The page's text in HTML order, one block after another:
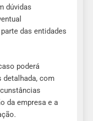
dúvidas
das entidades
poderá
detalhada, com
da empresa e a